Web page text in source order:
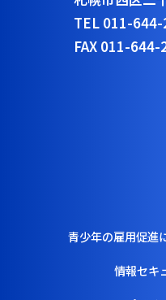
TEL 011-644-
FAX 011-644-
青少年の雇用促進
情報セキ